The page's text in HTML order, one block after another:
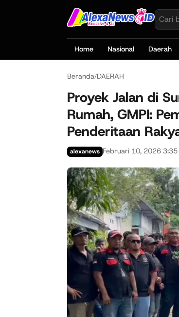
Home Nasional Daerah
Beranda/DAERAH
Proyek Jalan di
Rumah, GMPI:
Penderitaan
alexanews Februari 10, 2026